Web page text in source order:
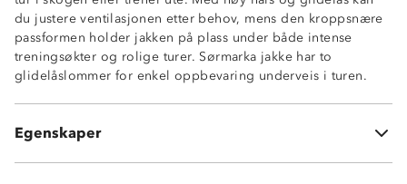
du justere ventilasjonen etter behov, mens den kroppsnære
passformen holder jakken på plass under både intense
treningsøkter og rolige turer. Sørmarka jakke har to
glidelåslommer for enkel oppbevaring underveis i turen.
Egenskaper
Fukttransporterende
Myk og behagelig
Ventilerende
Forhøyet hals
Rette avslutninger